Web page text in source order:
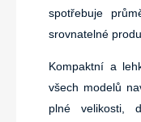
spotřebuje
srovnatelné
Kompaktní a
všech modelů
plné velikosti,